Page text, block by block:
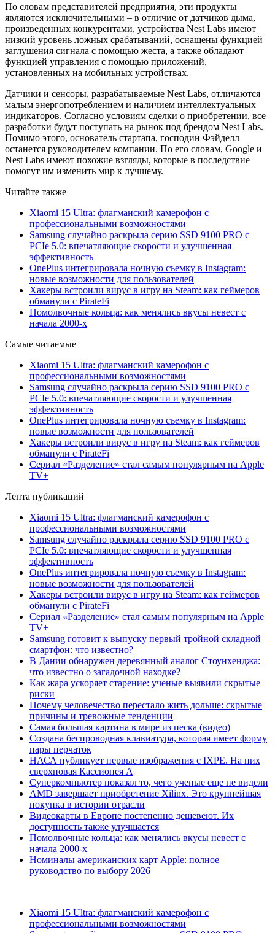
По словам представителей предприятия, эти продукты
являются исключительными – в отличие от датчиков дыма,
произведенных конкурентами, устройства Nest Labs имеют
низкий уровень ложных срабатываний, оснащены функцией
заглушения сигнала с помощью жеста, а также обладают
функцией управления с помощью приложений,
установленных на мобильных устройствах.
Датчики и сенсоры, разрабатываемые Nest Labs, отличаются
малым энергопотреблением и наличием интеллектуальных
индикаторов. Согласно условиям сделки о приобретении, все
разработки будут поступать на рынок под брендом Nest Labs.
Помимо этого, основатель стартапа, господин Фэйделл
останется руководителем компании. По его словам, Google и
Nest Labs имеют похожие взгляды, которые в последствие
помогут им изменить мир к лучшему.
Читайте также
Xiaomi 15 Ultra: флагманский камерофон с
профессиональными возможностями
Samsung случайно раскрыла серию SSD 9100 PRO с
PCIe 5.0: впечатляющие скорости и улучшенная
эффективность
OnePlus интегрировала ночную съемку в Instagram:
новые возможности для пользователей
Хакеры встроили вирус в игру на Steam: как геймеров
обманули с PirateFi
Помолвочные кольца: как менялись вкусы невест с
начала 2000-х
Самые читаемые
Xiaomi 15 Ultra: флагманский камерофон с
профессиональными возможностями
Samsung случайно раскрыла серию SSD 9100 PRO с
PCIe 5.0: впечатляющие скорости и улучшенная
эффективность
OnePlus интегрировала ночную съемку в Instagram:
новые возможности для пользователей
Хакеры встроили вирус в игру на Steam: как геймеров
обманули с PirateFi
Сериал «Разделение» стал самым популярным на Apple
TV+
Лента публикаций
Xiaomi 15 Ultra: флагманский камерофон с
профессиональными возможностями
Samsung случайно раскрыла серию SSD 9100 PRO с
PCIe 5.0: впечатляющие скорости и улучшенная
эффективность
OnePlus интегрировала ночную съемку в Instagram:
новые возможности для пользователей
Хакеры встроили вирус в игру на Steam: как геймеров
обманули с PirateFi
Сериал «Разделение» стал самым популярным на Apple
TV+
Samsung готовит к выпуску первый тройной складной
смартфон: что известно?
В Дании обнаружен деревянный аналог Стоунхенджа:
что известно о загадочной находке?
Как жара ускоряет старение: ученые выявили скрытые
риски
Почему человечество перестало жить дольше: скрытые
причины и тревожные тенденции
Самая большая картина в мире из песка (видео)
Создана беспроводная клавиатура, которая имеет форму
пары перчаток
НАСА публикует первые изображения с IXPE. На них
сверхновая Кассиопея А
Суперкомпьютер показал то, чего ученые еще не видели
AMD завершает приобретение Xilinx. Это крупнейшая
покупка в истории отрасли
Видеокарты в Европе постепенно дешевеют. Их
доступность также улучшается
Помолвочные кольца: как менялись вкусы невест с
начала 2000-х
Номиналы американских карт Apple: полное
руководство по выбору 2026
Xiaomi 15 Ultra: флагманский камерофон с
профессиональными возможностями